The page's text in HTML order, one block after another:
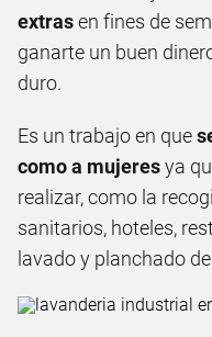
extrasen fines de
ganarte un buen
duro.
Es un trabajo en que
como a mujeresya
realizar, como la
sanitarios, hoteles,
lavado y planchado